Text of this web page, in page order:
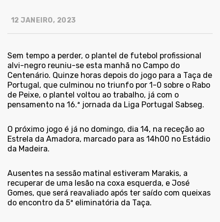
12 JANEIRO, 2023
Sem tempo a perder, o plantel de futebol profissional
alvi-negro reuniu-se esta manhã no Campo do
Centenário. Quinze horas depois do jogo para a Taça de
Portugal, que culminou no triunfo por 1-0 sobre o Rabo
de Peixe, o plantel voltou ao trabalho, já com o
pensamento na 16.ª jornada da Liga Portugal Sabseg.
O próximo jogo é já no domingo, dia 14, na receção ao
Estrela da Amadora, marcado para as 14h00 no Estádio
da Madeira.
Ausentes na sessão matinal estiveram Marakis, a
recuperar de uma lesão na coxa esquerda, e José
Gomes, que será reavaliado após ter saído com queixas
do encontro da 5ª eliminatória da Taça.